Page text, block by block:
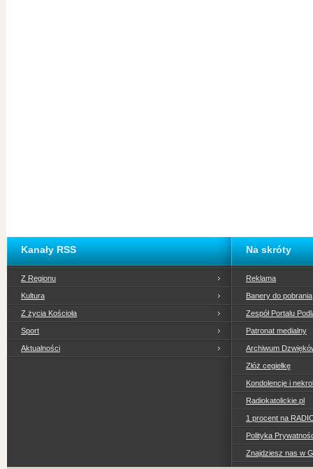
Kanały RSS
Z Regionu
Kultura
Z życia Kościoła
Sport
Aktualności
Na skróty
Reklama
Banery do pobrania
Zespół Portalu
Patronat medialny
Archiwum
Złóż cegiełkę
Kondolencje i
Radiokatolickie.pl
1 procent na
Polityka
Znajdziesz nas w